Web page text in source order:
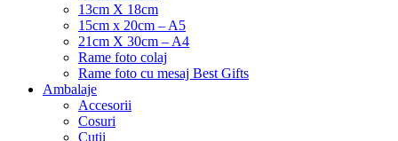
13cm X 18cm
15cm x 20cm – A5
21cm X 30cm – A4
Rame foto colaj
Rame foto cu mesaj Best Gifts
Ambalaje
Accesorii
Cosuri
Cutii